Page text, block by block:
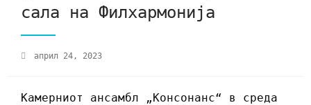
сала на Филхармонија
април 24, 2023
Камерниот ансамбл „Консонанс“ в среда